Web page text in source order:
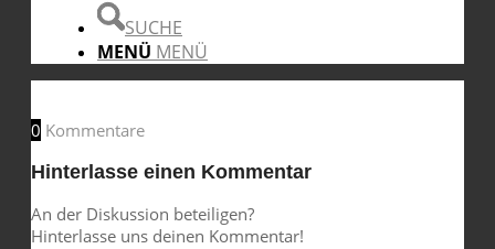
SUCHE
MENÜ MENÜ
0 Kommentare
Hinterlasse einen Kommentar
An der Diskussion beteiligen?
Hinterlasse uns deinen Kommentar!